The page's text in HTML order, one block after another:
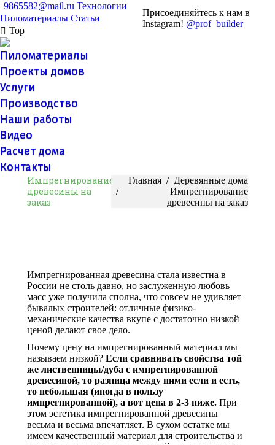
9865582@mail.ru Технологии
Пиломатериалы Статьи
Top
Присоединяйтесь к нам в
Instagram! @prof_builder
Пиломатериалы
Проекты домов
Услуги
Производство
Наши работы
Видео
Расчет дома
Контакты
Импрегнирование
древесины на
заказ
Вы здесь:
Главная
Деревянные дома
Импрегнирование
древесины на заказ
Импрегнированная древесина стала известна в
России не столь давно, но заслуженную любовь
масс уже получила сполна, что совсем не удивляет
бывалых строителей: отличные физико-
механические качества вкупе с достаточно низкой
ценой делают свое дело.
Почему цену на импрегнированный материал мы
называем низкой? Если сравнивать свойства той
же лиственницы/дуба с импрегнированной
древесиной, то разница между ними если и есть,
то небольшая (иногда в пользу
импрегнированной), а вот цена в 2-3 ниже. При
этом эстетика импрегнированной древесины
весьма и весьма впечатляет. В сухом остатке мы
имеем качественный материал для строительства и